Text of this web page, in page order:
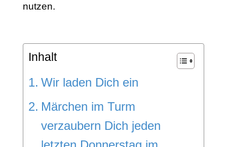
nutzen.
Inhalt
Wir laden Dich ein
Märchen im Turm
verzaubern Dich jeden